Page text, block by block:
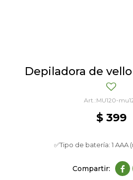
Depiladora de
MU120-
$ 399
✅Tipo de batería: 1 AAA
